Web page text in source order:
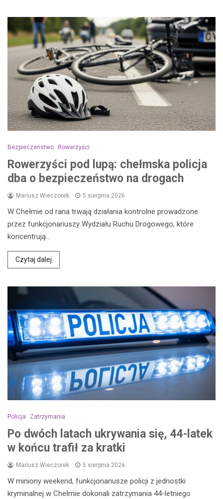
Bezpieczeństwo Rowerzyści
Rowerzyści pod lupą: chełmska policja
dba o bezpieczeństwo na drogach
Mariusz Wieczorek 5 sierpnia 2026
W Chełmie od rana trwają działania kontrolne prowadzone
przez funkcjonariuszy Wydziału Ruchu Drogowego, które
koncentrują…
Czytaj dalej
Policja Zatrzymania
Po dwóch latach ukrywania się, 44-latek
w końcu trafił za kratki
Mariusz Wieczorek 5 sierpnia 2026
W miniony weekend, funkcjonariusze policji z jednostki
kryminalnej w Chełmie dokonali zatrzymania 44-letniego